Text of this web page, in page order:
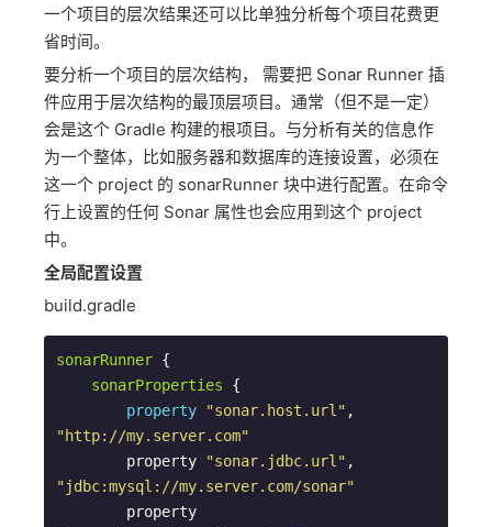
一个项目的层次结果还可以比单独分析每个项目花费更
省时间。
要分析一个项目的层次结构， 需要把 Sonar Runner 插
件应用于层次结构的最顶层项目。通常（但不是一定）
会是这个 Gradle 构建的根项目。与分析有关的信息作
为一个整体，比如服务器和数据库的连接设置，必须在
这一个 project 的 sonarRunner 块中进行配置。在命令
行上设置的任何 Sonar 属性也会应用到这个 project
中。
全局配置设置
build.gradle
sonarRunner {
sonarProperties {
property
"sonar.host.url"
"http://my.server.com"
        property
"sonar.jdbc.url"
"jdbc:mysql://my.server.com/sonar"